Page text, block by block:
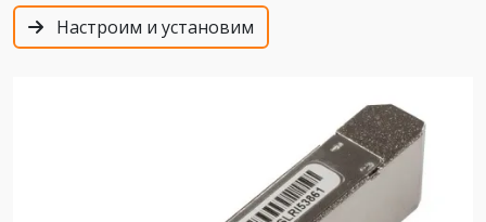
Настроим и установим